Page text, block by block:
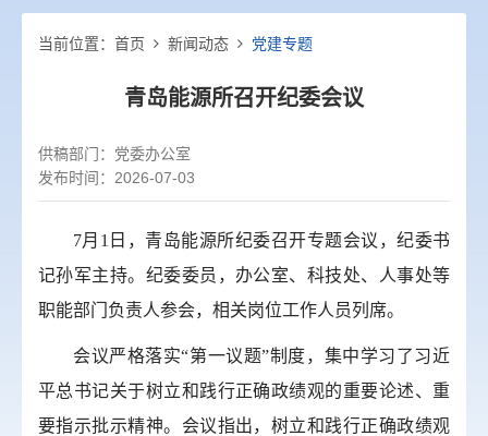
当前位置： 首页 新闻动态 党建专题
青岛能源所召开纪委会议
供稿部门： 党委办公室
发布时间：2026-07-03
7月 1 日，青岛能源所纪委召开专题会议，纪委书
记孙军主持。纪委委员，办公室、科技处、人事处等
职能部门负责人参会，相关岗位工作人员列席。
会议严格落实“第一议题”制度，集中学习了习近
平总书记关于树立和践行正确政绩观的重要论述、重
要指示批示精神。会议指出，树立和践行正确政绩观